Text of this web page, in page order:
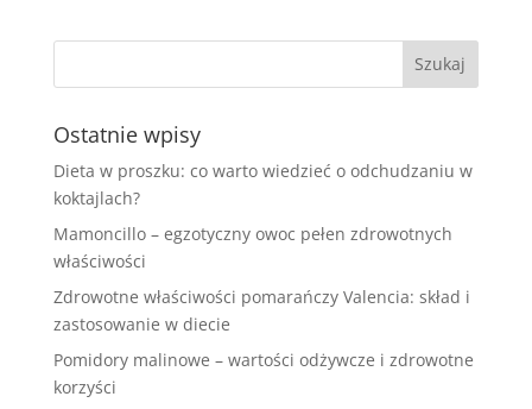
Ostatnie wpisy
Dieta w proszku: co warto wiedzieć o odchudzaniu w
koktajlach?
Mamoncillo – egzotyczny owoc pełen zdrowotnych
właściwości
Zdrowotne właściwości pomarańczy Valencia: skład i
zastosowanie w diecie
Pomidory malinowe – wartości odżywcze i zdrowotne
korzyści